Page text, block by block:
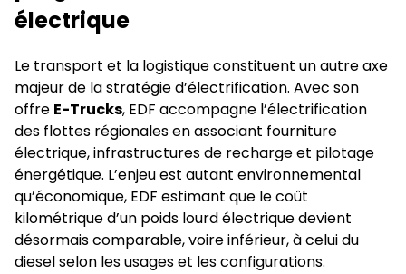
électrique
Le transport et la logistique constituent un autre axe
majeur de la stratégie d’électrification. Avec son
offre E-Trucks, EDF accompagne l’électrification
des flottes régionales en associant fourniture
électrique, infrastructures de recharge et pilotage
énergétique. L’enjeu est autant environnemental
qu’économique, EDF estimant que le coût
kilométrique d’un poids lourd électrique devient
désormais comparable, voire inférieur, à celui du
diesel selon les usages et les configurations.